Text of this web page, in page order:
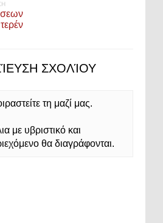
ΣΧΟΛΊΟΥ
τη μαζί μας.
υβριστικό και
θα διαγράφονται.